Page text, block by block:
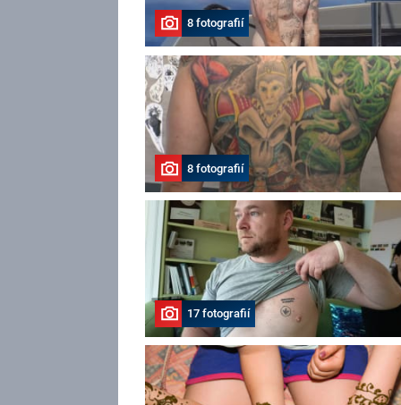
8 fotografií
8 fotografií
17 fotografií